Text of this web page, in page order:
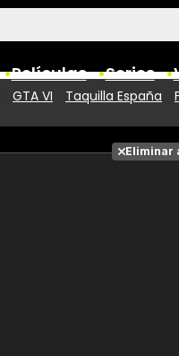
Películas Series
GTA VI Taquilla España
Eliminar